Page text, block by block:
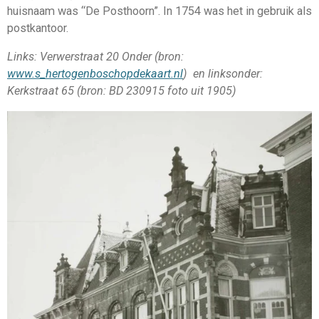
huisnaam was “De Posthoorn”. In 1754 was het in gebruik als
postkantoor.
Links: Verwerstraat 20 Onder (bron:
www.s_hertogenboschopdekaart.nl) en linksonder:
Kerkstraat 65 (bron: BD 230915 foto uit 1905)